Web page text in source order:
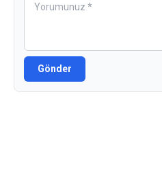
Gönder